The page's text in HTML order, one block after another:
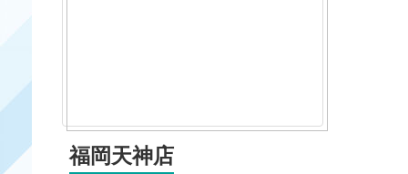
福岡天神店